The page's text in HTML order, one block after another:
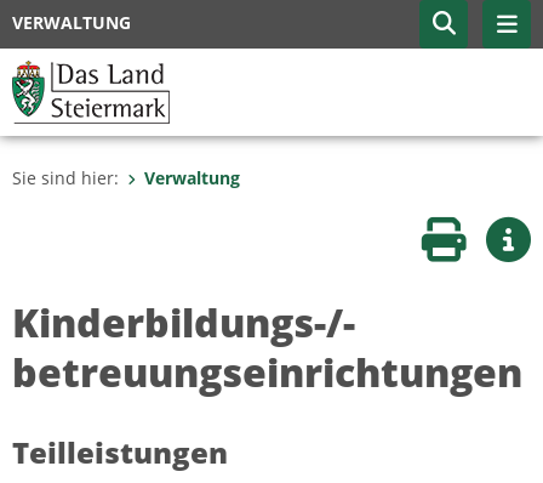
VERWALTUNG
Sie sind hier: Verwaltung
Seite
Kinderbildungs-/-
betreuungseinrichtungen
Teilleistungen